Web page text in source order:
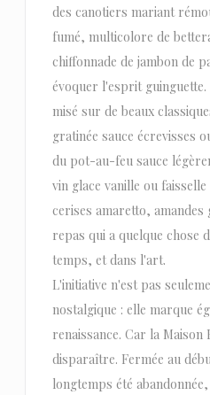
des canotiers mariant
fumé, multicolore de
chiffonnade de jambon de
évoquer l'esprit
misé sur de beaux
gratinée sauce écrevisses
du pot-au-feu sauce
vin glace vanille ou
cerises amaretto,
repas qui a quelque chose
temps, et dans l'art.
L'initiative n'est pas
nostalgique : elle marque
renaissance. Car la
disparaître. Fermée au
longtemps été